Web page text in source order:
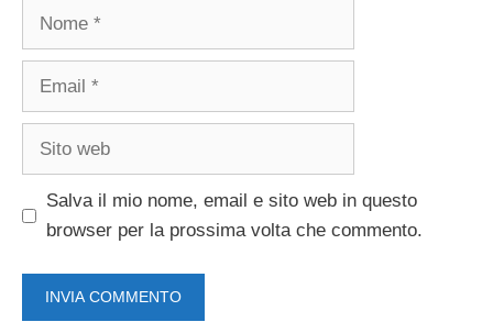
Nome
Email
Sito
Salva il mio nome, email e sito web in questo
browser per la prossima volta che commento.